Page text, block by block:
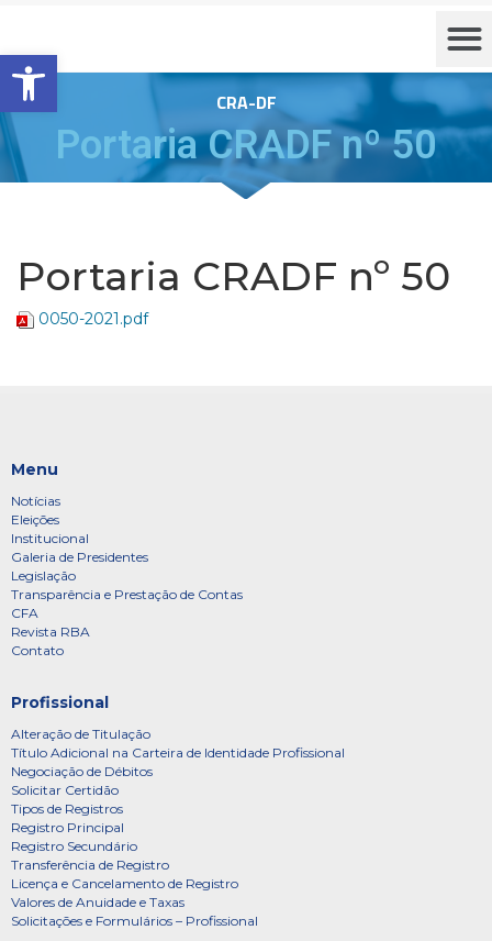
Barra de Ferramentas Aberta
CRA-DF
Portaria CRADF nº 50
Portaria CRADF nº 50
0050-2021.pdf
Menu
Notícias
Eleições
Institucional
Galeria de Presidentes
Legislação
Transparência e Prestação de Contas
CFA
Revista RBA
Contato
Profissional
Alteração de Titulação
Título Adicional na Carteira de Identidade Profissional
Negociação de Débitos
Solicitar Certidão
Tipos de Registros
Registro Principal
Registro Secundário
Transferência de Registro
Licença e Cancelamento de Registro
Valores de Anuidade e Taxas
Solicitações e Formulários – Profissional